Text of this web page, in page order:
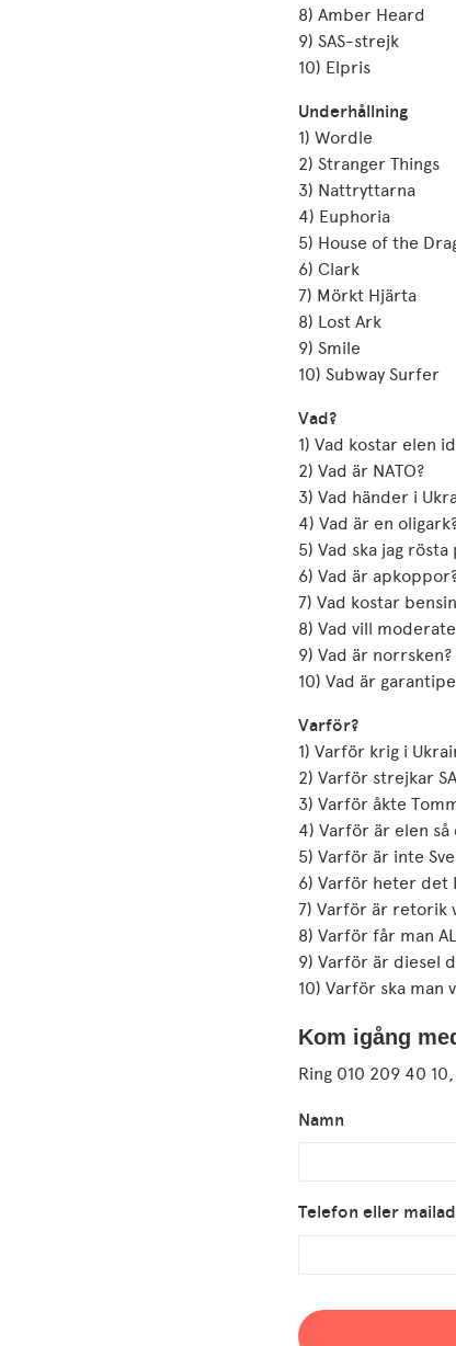
8) Amber Heard
9) SAS-strejk
10) Elpris
Underhållning
1) Wordle
2) Stranger Things
3) Nattryttarna
4) Euphoria
5) House of the
6) Clark
7) Mörkt Hjärta
8) Lost Ark
9) Smile
10) Subway Surfer
Vad?
1) Vad kostar elen
2) Vad är NATO?
3) Vad händer i
4) Vad är en
5) Vad ska jag rösta
6) Vad är
7) Vad kostar
8) Vad vill
9) Vad är norrsken?
10) Vad är
Varför?
1) Varför krig i
2) Varför strejkar
3) Varför åkte
4) Varför är elen så
5) Varför är inte
6) Varför heter det
7) Varför är retorik
8) Varför får man
9) Varför är diesel
10) Varför ska man
Kom igång
Ring 010 209 40
Namn
Telefon eller